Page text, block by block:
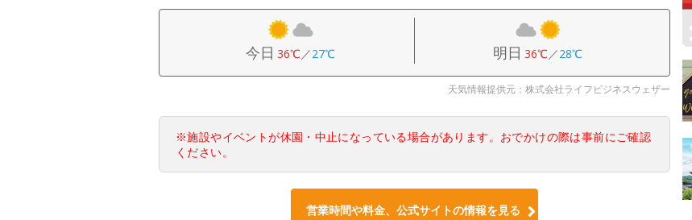
今日 36℃／27℃ 明日 36℃／28℃
天気情報提供元：株式会社ライフビジネスウェザー
※施設やイベントが休園・中止になっている場合があります。おでかけの際は事前にご確認
ください。
営業時間や料金、公式サイトの情報を見る